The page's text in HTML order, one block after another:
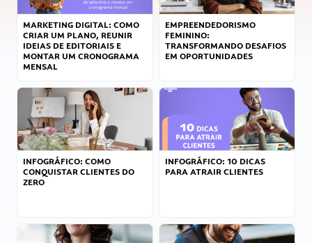
MARKETING DIGITAL: COMO
CRIAR UM PLANO, REUNIR
IDEIAS DE EDITORIAIS E
MONTAR UM CRONOGRAMA
MENSAL
EMPREENDEDORISMO
FEMININO:
TRANSFORMANDO DESAFIOS
EM OPORTUNIDADES
INFOGRÁFICO: COMO
CONQUISTAR CLIENTES DO
ZERO
INFOGRÁFICO: 10 DICAS
PARA ATRAIR CLIENTES